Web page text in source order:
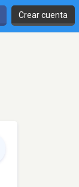
Crear cuenta